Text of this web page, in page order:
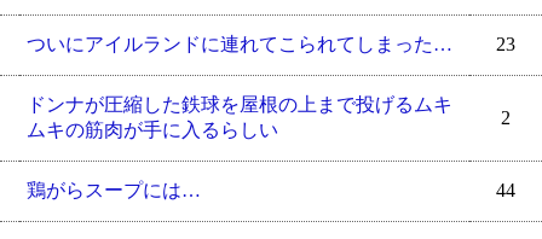
ついにアイルランドに連れてこられてしまった… 23
ドンナが圧縮した鉄球を屋根の上まで投げるムキ
ムキの筋肉が手に入るらしい
2
鶏がらスープには… 44